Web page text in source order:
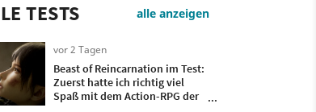
TESTS alle anzeigen
vor 2 Tagen
Beast of Reincarnation im Test:
Zuerst hatte ich richtig viel
Spaß mit dem Action-RPG der